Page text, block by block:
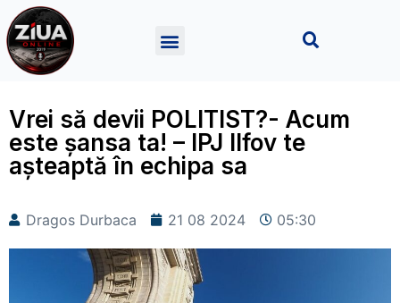
Vrei să devii POLITIST?- Acum
este șansa ta! – IPJ Ilfov te
așteaptă în echipa sa
Dragos Durbaca 21 08 2024 05:30